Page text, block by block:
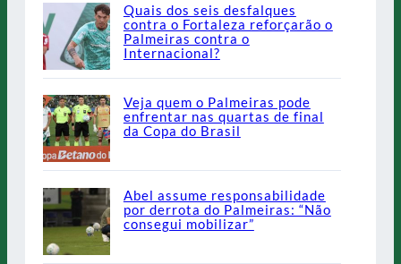
Quais dos seis desfalques
contra o Fortaleza reforçarão o
Palmeiras contra o
Internacional?
Veja quem o Palmeiras pode
enfrentar nas quartas de final
da Copa do Brasil
Abel assume responsabilidade
por derrota do Palmeiras: “Não
consegui mobilizar”